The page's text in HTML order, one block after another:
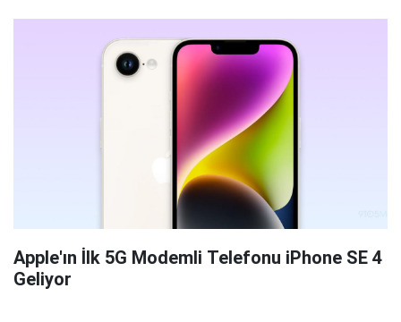
Apple'ın İlk 5G Modemli Telefonu iPhone SE 4
Geliyor